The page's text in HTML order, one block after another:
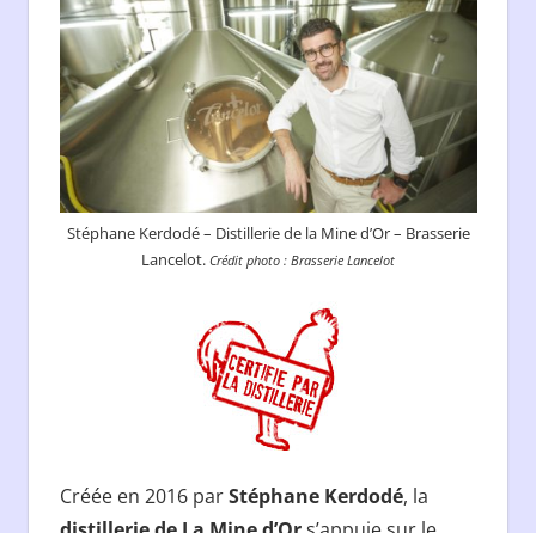
Stéphane Kerdodé – Distillerie de la Mine d’Or – Brasserie
Lancelot. Crédit photo : Brasserie Lancelot
Créée en 2016 parStéphane Kerdodé, la